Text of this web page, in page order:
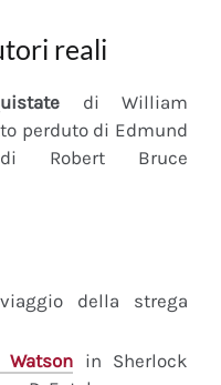
reali
di William
perduto di Edmund
Robert Bruce
della strega
in Sherlock